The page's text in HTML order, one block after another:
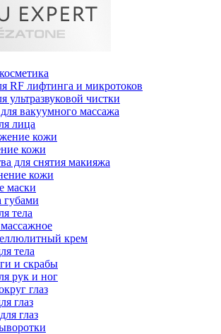
RF лифтинга и микротоков
ультразвуковой чистки
вакуумного массажа
лица
кожи
кожи
для снятия макияжа
кожи
маски
губами
тела
крем
тела
и скрабы
рук и ног
глаз
глаз
глаз